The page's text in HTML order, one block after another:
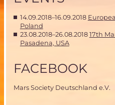
14.09.2018–16.09.2018
Poland
23.08.2018–26.08.2018 17th
Pasadena, USA
FACEBOOK
Mars Society Deutschland e.V.